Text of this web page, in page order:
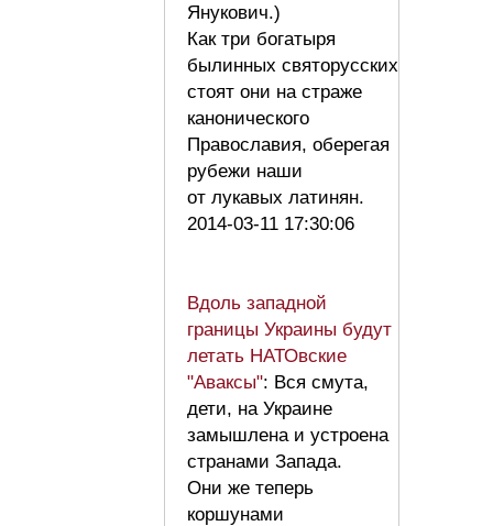
Янукович.)
Как три богатыря
былинных святорусских
стоят они на страже
канонического
Православия, оберегая
рубежи наши
от лукавых латинян.
2014-03-11 17:30:06
Вдоль западной
границы Украины будут
летать НАТОвские
"Аваксы": Вся смута,
дети, на Украине
замышлена и устроена
странами Запада.
Они же теперь
коршунами